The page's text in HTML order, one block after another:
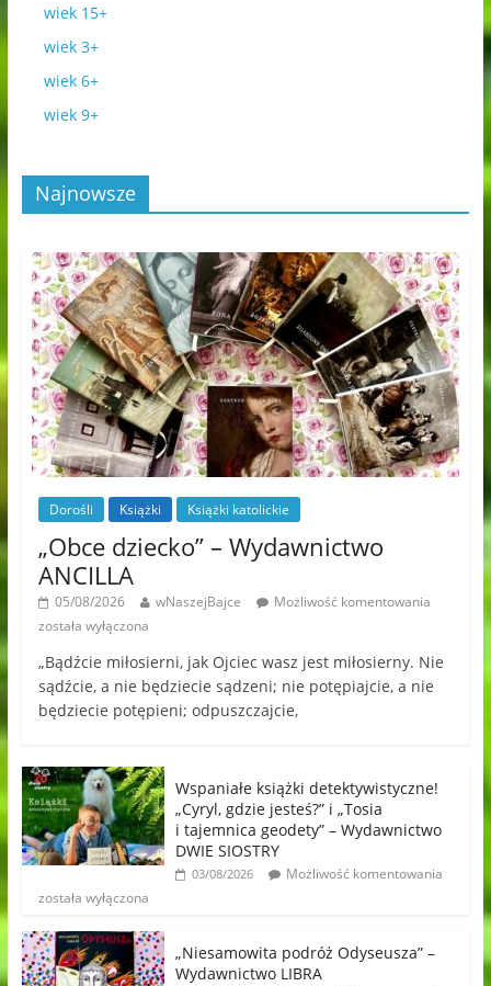
wiek 15+
wiek 3+
wiek 6+
wiek 9+
Najnowsze
Dorośli Książki Książki katolickie
„Obce dziecko” – Wydawnictwo
ANCILLA
05/08/2026 wNaszejBajce
Możliwość komentowania
została wyłączona
„Bądźcie miłosierni, jak Ojciec wasz jest miłosierny. Nie
sądźcie, a nie będziecie sądzeni; nie potępiajcie, a nie
będziecie potępieni; odpuszczajcie,
Wspaniałe książki detektywistyczne!
„Cyryl, gdzie jesteś?” i „Tosia
i tajemnica geodety” – Wydawnictwo
DWIE SIOSTRY
03/08/2026
Możliwość komentowania
została wyłączona
„Niesamowita podróż Odyseusza” –
Wydawnictwo LIBRA